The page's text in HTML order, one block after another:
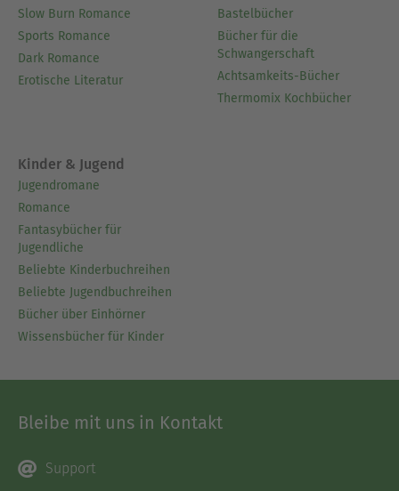
Slow Burn Romance
Sports Romance
Dark Romance
Erotische Literatur
Bastelbücher
Bücher für die
Schwangerschaft
Achtsamkeits-Bücher
Thermomix Kochbücher
Kinder & Jugend
Jugendromane
Romance
Fantasybücher für
Jugendliche
Beliebte Kinderbuchreihen
Beliebte Jugendbuchreihen
Bücher über Einhörner
Wissensbücher für Kinder
Bleibe mit uns in Kontakt
Support